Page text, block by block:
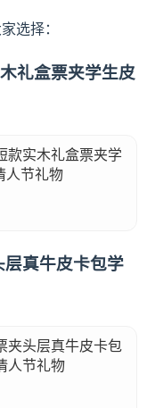
选择：
礼盒票夹学生皮
款实木礼盒票夹学
人节礼物
真牛皮卡包学
夹头层真牛皮卡包
人节礼物